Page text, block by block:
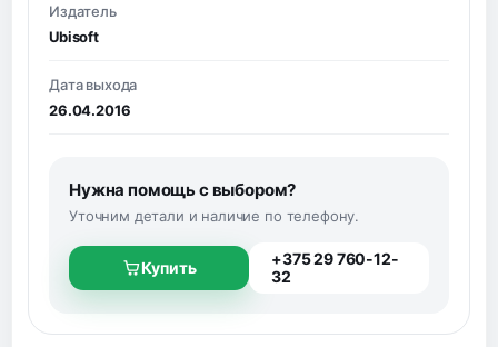
Издатель
Ubisoft
Дата выхода
26.04.2016
Нужна помощь с выбором?
Уточним детали и наличие по телефону.
Купить
+375 29 760-12-
32